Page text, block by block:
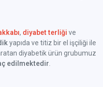
, diyabet terliği ve
yapıda ve titiz bir el işçiliği ile
diyabetik ürün grubumuz
edilmektedir